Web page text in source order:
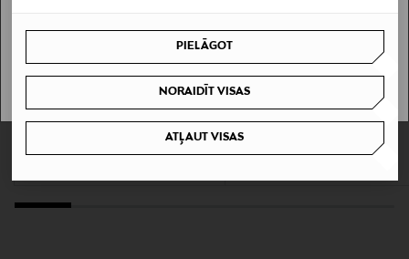
PIELĀGOT
NORAIDĪT VISAS
ATĻAUT VISAS
uz kreiso pusi, gludināt no kreisās puses
BLACK PAISLEY PRINT
Ražotājvalsts
IZPĀRDOŠANA 40% LOJALITĀTES PIEDĀVĀJUMS 20%
NOOM
Erica džemperis ar augstu apkakli
I UNDERSTAND